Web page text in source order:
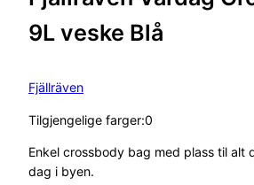
9L veske Blå
Fjällräven
Tilgjengelige farger:0
Enkel crossbody bag med plass til alt
dag i byen.